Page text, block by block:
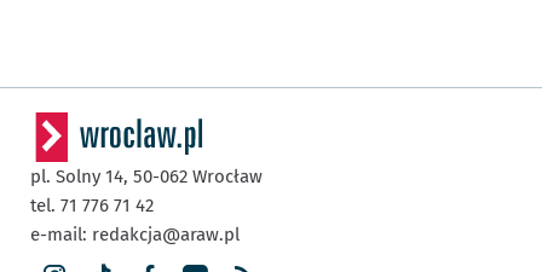
pl. Solny 14, 50-062 Wrocław
tel. 71 776 71 42
e-mail: redakcja@araw.pl